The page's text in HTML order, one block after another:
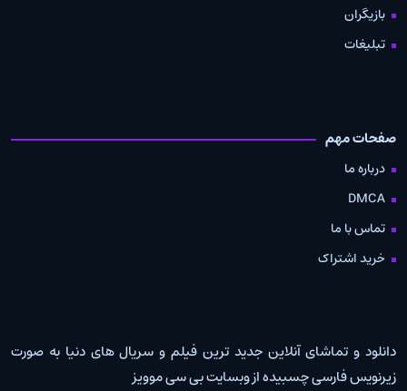
بازیگران
تبلیغات
صفحات مهم
درباره ما
DMCA
تماس با ما
خرید اشتراک
دانلود و تماشای آنلاین جدید ترین فیلم و سریال های دنیا به صورت
زیرنویس فارسی چسبیده از وبسایت بی سی موویز